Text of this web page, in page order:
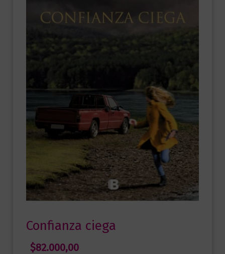
Confianza ciega
$82.000,00